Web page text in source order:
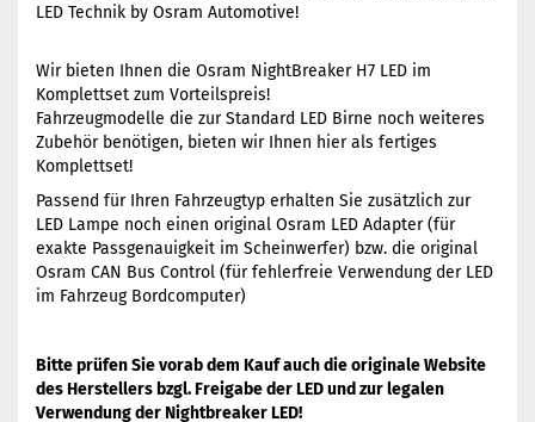
LED Technik by Osram Automotive!
Wir bieten Ihnen die Osram NightBreaker H7 LED im
Komplettset zum Vorteilspreis!
Fahrzeugmodelle die zur Standard LED Birne noch weiteres
Zubehör benötigen, bieten wir Ihnen hier als fertiges
Komplettset!
Passend für Ihren Fahrzeugtyp erhalten Sie zusätzlich zur
LED Lampe noch einen original Osram LED Adapter (für
exakte Passgenauigkeit im Scheinwerfer) bzw. die original
Osram CAN Bus Control (für fehlerfreie Verwendung der LED
im Fahrzeug Bordcomputer)
Bitte prüfen Sie vorab dem Kauf auch die originale Website
des Herstellers bzgl. Freigabe der LED und zur legalen
Verwendung der Nightbreaker LED!